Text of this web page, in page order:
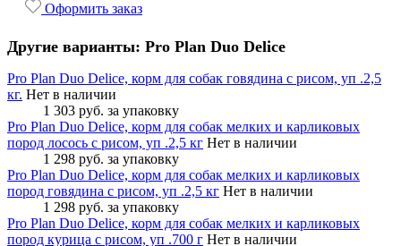
Оформить заказ
Другие варианты: Pro Plan Duo Delice
Pro Plan Duo Delice, корм для собак говядина с рисом, уп .2,5
кг. Нет в наличии
1 303 руб. за упаковку
Pro Plan Duo Delice, корм для собак мелких и карликовых
пород лосось с рисом, уп .2,5 кг Нет в наличии
1 298 руб. за упаковку
Pro Plan Duo Delice, корм для собак мелких и карликовых
пород говядина с рисом, уп .2,5 кг Нет в наличии
1 298 руб. за упаковку
Pro Plan Duo Delice, корм для собак мелких и карликовых
пород курица с рисом, уп .700 г Нет в наличии